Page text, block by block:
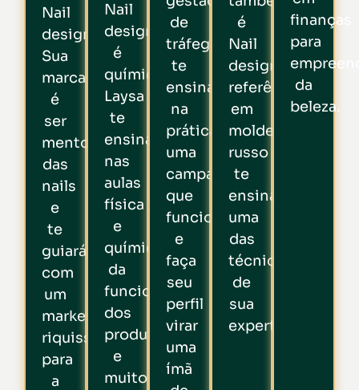
Nail
designers.
Sua
marca
é
ser
mentora
das
nails
e
te
guiará
com
um
marketing
riquissimo
para
a
Nail
designer
é
química.
Laysa
te
ensina
nas
aulas
física
e
química
da
funcionalidade
dos
produtos
e
muito
de
tráfego
te
ensinará
na
prática
uma
campanha
que
funcione
e
faça
seu
perfil
virar
uma
ímã
é
Nail
designer,
referência
em
molde
russo
te
ensina
uma
das
técnicas
de
sua
expertise.
finanças
para
da
beleza.